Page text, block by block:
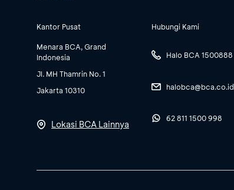
Kantor Pusat
Menara BCA, Grand
Indonesia
Jl. MH Thamrin No. 1
Jakarta 10310
Lokasi BCA Lainnya
Hubungi Kami
Halo BCA 1500888
halobca@bca.co.id
62 811 1500 998